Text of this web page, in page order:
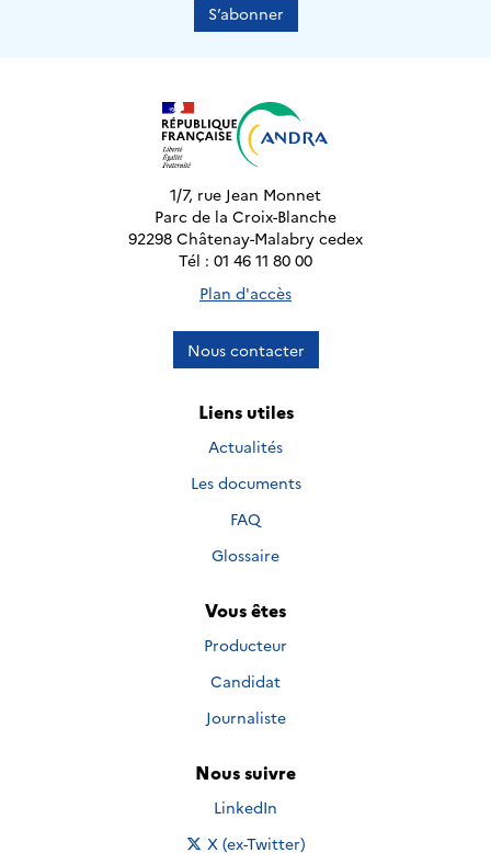
S’abonner
1/7, rue Jean Monnet
Parc de la Croix-Blanche
92298 Châtenay-Malabry cedex
Tél : 01 46 11 80 00
Plan d'accès
Nous contacter
Liens utiles
Actualités
Les documents
FAQ
Glossaire
Vous êtes
Producteur
Candidat
Journaliste
Nous suivre
Nous suivre sur
LinkedIn
Nous suivre sur
X (ex-Twitter)